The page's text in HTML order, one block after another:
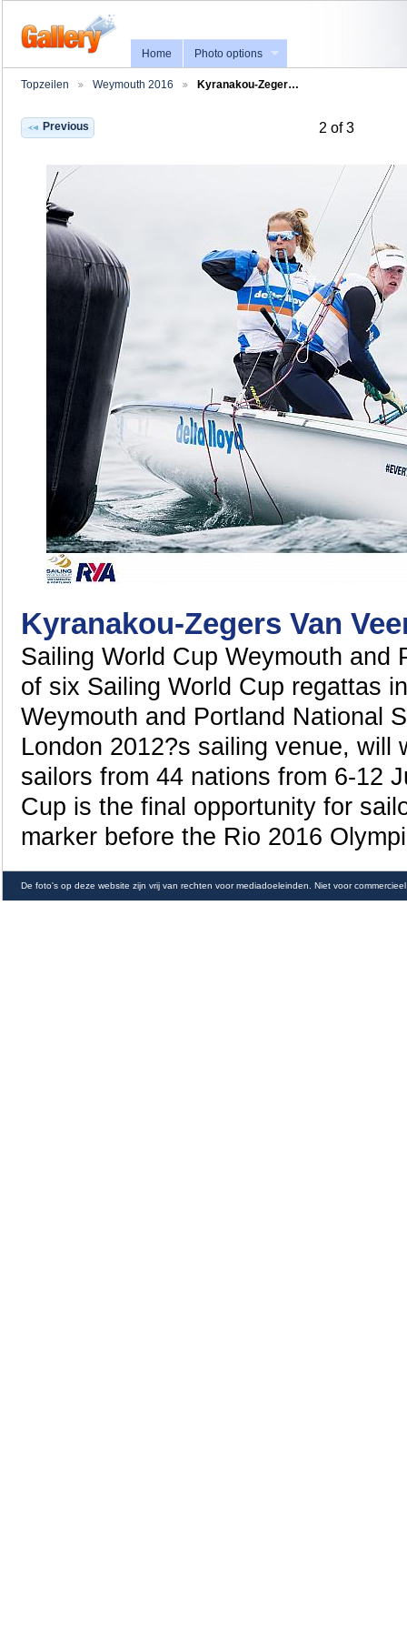
Home Photo options
Topzeilen Weymouth 2016 Kyranakou-Zeger…
Previous 2 of 3
Kyranakou-Zegers Van
Sailing World Cup Weymouth and
of six Sailing World Cup regattas
Weymouth and Portland National
London 2012?s sailing venue, will
sailors from 44 nations from 6-12
Cup is the final opportunity for
marker before the Rio 2016
De foto's op deze website zijn vrij van rechten voor mediadoeleinden. Niet voor